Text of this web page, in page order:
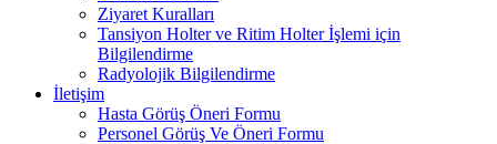
Ziyaret Kuralları
Tansiyon Holter ve Ritim Holter İşlemi için
Bilgilendirme
Radyolojik Bilgilendirme
İletişim
Hasta Görüş Öneri Formu
Personel Görüş Ve Öneri Formu